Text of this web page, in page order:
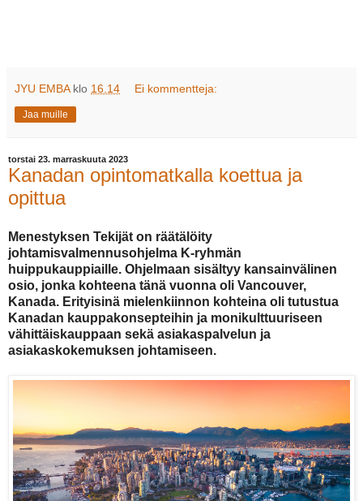
JYU EMBA klo 16.14 Ei kommentteja:
Jaa muille
torstai 23. marraskuuta 2023
Kanadan opintomatkalla koettua ja
opittua
Menestyksen Tekijät on räätälöity
johtamisvalmennusohjelma K-ryhmän
huippukauppiaille. Ohjelmaan sisältyy kansainvälinen
osio, jonka kohteena tänä vuonna oli Vancouver,
Kanada. Erityisinä mielenkiinnon kohteina oli tutustua
Kanadan kauppakonsepteihin ja monikulttuuriseen
vähittäiskauppaan sekä asiakaspalvelun ja
asiakaskokemuksen johtamiseen.